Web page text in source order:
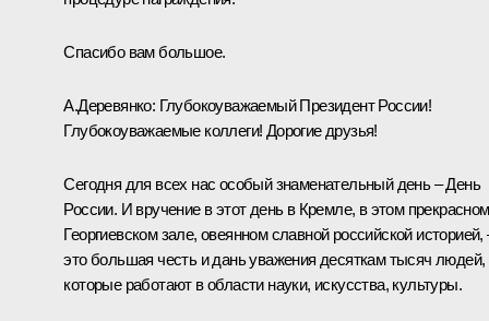
Спасибо вам большое.
А.Деревянко: Глубокоуважаемый Президент России!
Глубокоуважаемые коллеги! Дорогие друзья!
Сегодня для всех нас особый знаменательный день – День
России. И вручение в этот день в Кремле, в этом прекрасном
Георгиевском зале, овеянном славной российской историей,
это большая честь и дань уважения десяткам тысяч людей,
которые работают в области науки, искусства, культуры.